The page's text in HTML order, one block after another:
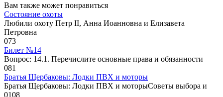
Вам также может понравиться
Состояние охоты
Любили охоту Петр II, Анна Иоанновна и Елизавета
Петровна
073
Билет №14
Вопрос: 14.1. Перечислите основные права и обязанности
081
Братья Щербаковы: Лодки ПВХ и моторы
Братья Щербаковы: Лодки ПВХ и моторыCоветы выбора и
0108